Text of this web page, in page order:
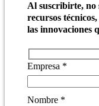
Al suscribirte, no
recursos
las innovaciones
Empresa *
Nombre *